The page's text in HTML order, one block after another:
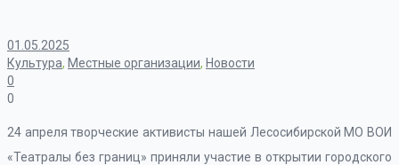
01.05.2025
Культура, Местные организации, Новости
0
0
24 апреля творческие активисты нашей Лесосибирской МО ВОИ
«Театралы без границ» приняли участие в открытии городского